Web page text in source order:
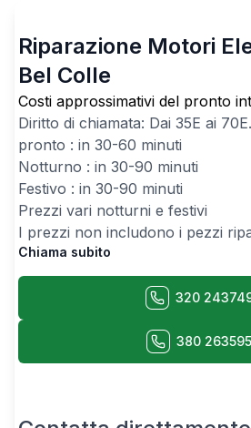
Riparazione Motori
Bel Colle
Costi approssimativi del pronto
Diritto di chiamata: Dai 35E ai 70E.
pronto : in 30-60 minuti
Notturno : in 30-90 minuti
Festivo : in 30-90 minuti
Prezzi vari notturni e festivi
I prezzi non includono i pezzi
Chiama subito
320
380